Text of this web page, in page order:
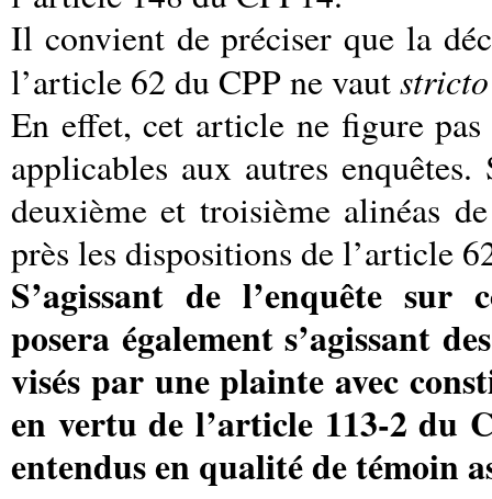
Il convient de préciser que la
l’article 62 du CPP ne vaut
En effet, cet article ne figure
applicables aux autres
deuxième et troisième alinéas
près les dispositions de l’article
S’agissant de l’enquête sur
posera également s’agissant
visés par une plainte avec
en vertu de l’article 113-2 du
entendus en qualité de témoin